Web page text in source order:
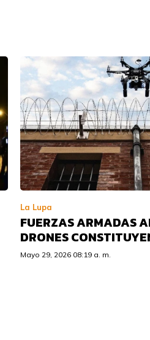
La Lupa
FUERZAS ARMADAS
DRONES
Mayo 29, 2026 08:19 a. m.